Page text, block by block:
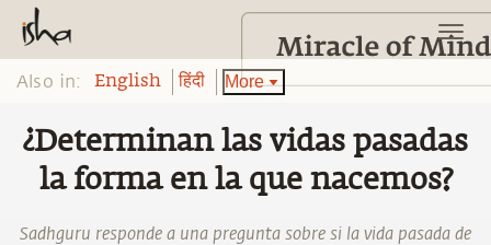
Also in: English हिंदी More
¿Determinan las vidas pasadas
la forma en la que nacemos?
Sadhguru responde a una pregunta sobre si la vida pasada de